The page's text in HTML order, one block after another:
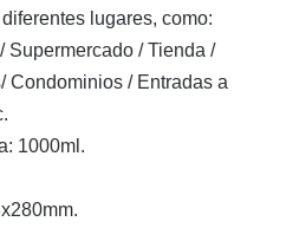
lugares, como:
Supermercado / Tienda /
Condominios / Entradas a
1000ml.
mm.